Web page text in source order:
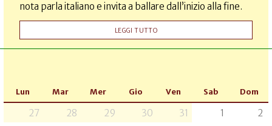
nota parla italiano e invita a ballare dall’inizio alla fine.
LEGGI TUTTO
Lun Mar Mer Gio Ven Sab Dom
27 28 29 30 31 1
2